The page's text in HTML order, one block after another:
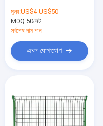
মূল্য:US$4-US$50
MOQ:50সেট
সর্বশেষ দাম পান
এখন যোগাযোগ